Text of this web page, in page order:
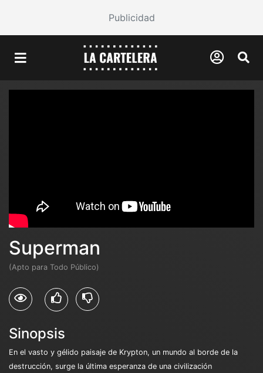
Publicidad
Superman
(Apto para Todo Público)
Sinopsis
En el vasto y gélido paisaje de Krypton, un mundo al borde de la
destrucción, surge la última esperanza de una civilización